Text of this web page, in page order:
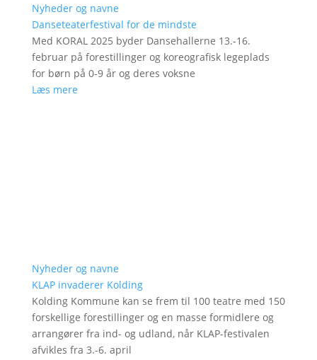
Nyheder og navne
Danseteaterfestival for de mindste
Med KORAL 2025 byder Dansehallerne 13.-16.
februar på forestillinger og koreografisk legeplads
for børn på 0-9 år og deres voksne
Læs mere
Nyheder og navne
KLAP invaderer Kolding
Kolding Kommune kan se frem til 100 teatre med 150
forskellige forestillinger og en masse formidlere og
arrangører fra ind- og udland, når KLAP-festivalen
afvikles fra 3.-6. april